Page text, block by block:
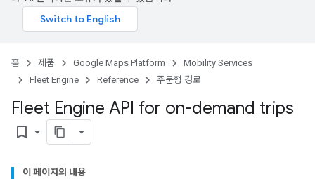
홈 제품 Google Maps Platform
Mobility Services
Fleet Engine
Reference 주문형 경로
Fleet Engine API for on-demand trips
bookmark_border
이 페이지의 내용